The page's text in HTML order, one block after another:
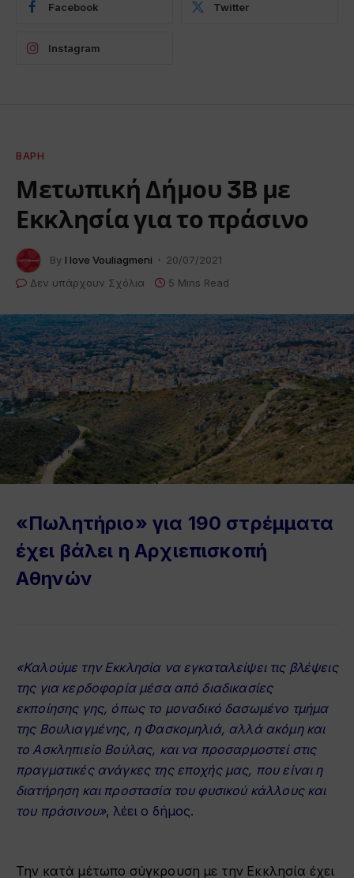
Facebook Twitter
Instagram
ΒΆΡΗ
Μετωπική Δήμου 3B με
Εκκλησία για το πράσινο
By I love Vouliagmeni
20/07/2021
Δεν υπάρχουν Σχόλια
5 Mins Read
«Πωλητήριο» για 190 στρέμματα
έχει βάλει η Αρχιεπισκοπή
Αθηνών
«Καλούμε την Εκκλησία να εγκαταλείψει τις βλέψεις
της για κερδοφορία μέσα από διαδικασίες
εκποίησης γης, όπως το μοναδικό δασωμένο τμήμα
της Βουλιαγμένης, η Φασκομηλιά, αλλά ακόμη και
το Ασκληπιείο Βούλας, και να προσαρμοστεί στις
πραγματικές ανάγκες της εποχής μας, που είναι η
διατήρηση και προστασία του φυσικού κάλλους και
του πράσινου», λέει ο δήμος.
Την κατά μέτωπο σύγκρουση με την Εκκλησία έχει